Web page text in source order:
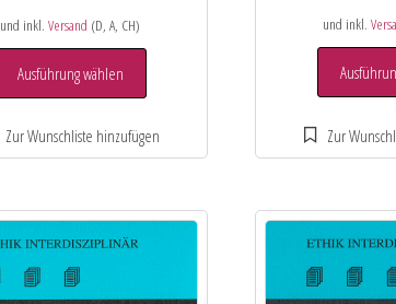
und inkl.Versand (D, A, CH)
Ausführung wählen
und inkl.